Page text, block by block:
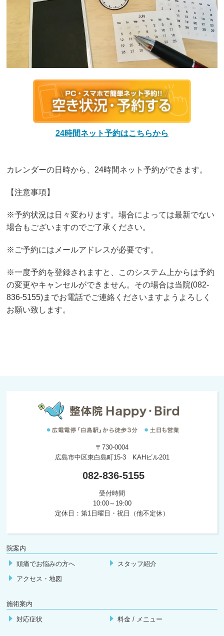
24時間ネット予約はこちらから
カレンダーの日時から、24時間ネット予約ができます。
【注意事項】
※予約状況は日々変わります。場合によっては最新でない
場合もございますのでご了承ください。
※ご予約にはメールアドレスが必要です。
※一度予約を登録されますと、このシステム上からは予約
の変更やキャンセルができません。その場合は当院(082-
836-5155)までお電話でご連絡くださいますようよろしく
お願い致します。
〒730-0004
広島市中区東白島町15-3 KAHビル201
082-836-5155
受付時間
10:00～19:00
定休日：第1日曜日・祝日（他不定休）
院案内
頭痛でお悩みの方へ
スタッフ紹介
アクセス・地図
施術案内
対応症状 料金 / メニュー